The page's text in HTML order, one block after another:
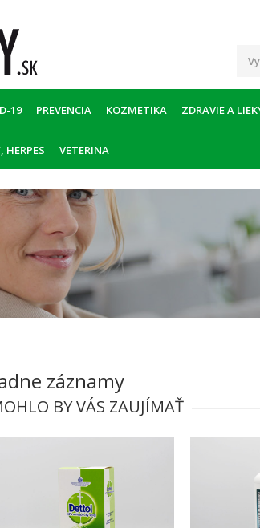
19 PREVENCIA KOZMETIKA ZDRAVIE A
VETERINA
záznamy
BY VÁS ZAUJÍMAŤ